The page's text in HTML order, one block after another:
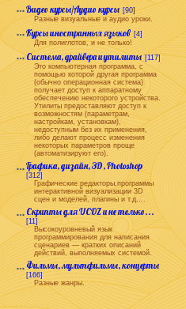
Видео курсы/Аудио курсы [90]
Разные визуальные и аудио уроки.
Курсы иностранных языков [4]
Для полиглотов, и не только!
Система, драйвера и утилиты [117]
Это компьютерная программа, с
помощью которой другая программа
(обычно операционная система)
получает доступ к аппаратному
обеспечению некоторого устройства.
Утилиты предоставляют доступ к
возможностям (параметрам,
настройкам, установкам),
недоступным без их применения,
либо делают процесс изменения
некоторых параметров проще
(автоматизируют его).
Графика, дизайн, 3D, Photoshop
[312]
Графические редакторы,программы
интерактивной визуализации 3D
сцен и моделей, плагины и т.д....
Скрипты для UCOZ и не только...
[11]
Высокоуровневый язык
программирования для написания
сценариев — кратких описаний
действий, выполняемых системой.
Фильмы, мультфильмы, концерты
[166]
Разные жанры.